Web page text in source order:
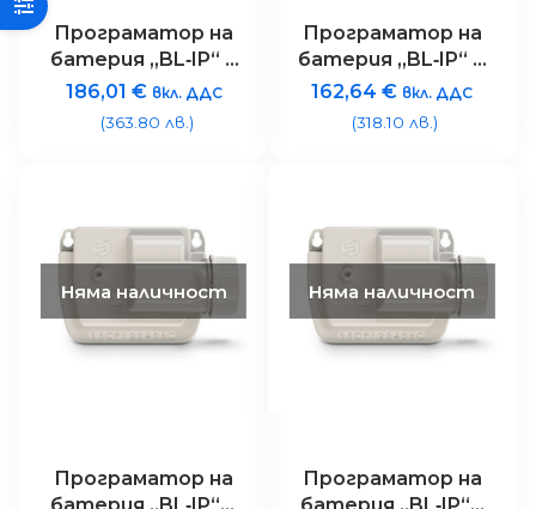
Програматор на
батерия „BL‐IP“ 6
станции, 9V с
Bluetooth
управление
186,01 € вкл. ДДС
(363.80 лв.)
Програматор на
батерия „BL‐IP“ 4
станции, 9V с
Bluetooth
управление
162,64€ вкл. ДДС
(318.10 лв.)
Няма наличност
Програматор на
Няма наличност
Програматор на